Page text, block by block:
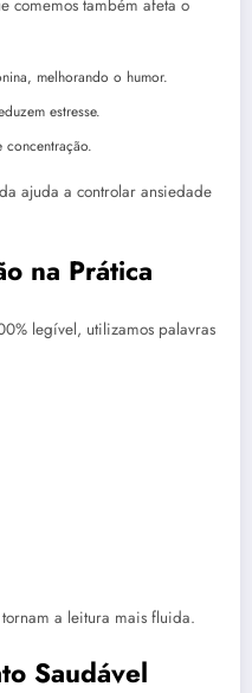
comemos também afeta o
melhorando o humor.
estresse.
concentração.
ajuda a controlar ansiedade
na Prática
legível, utilizamos palavras
tornam a leitura mais fluida.
Saudável